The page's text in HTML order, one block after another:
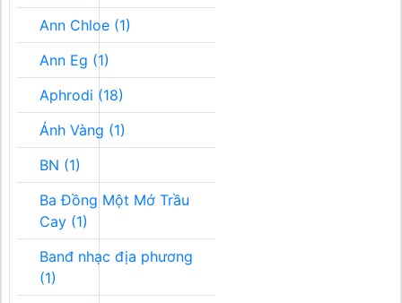
Ann Chloe (1)
Ann Eg (1)
Aphrodi (18)
Ánh Vàng (1)
BN (1)
Ba Đồng Một Mớ Trầu
Cay (1)
Banđ nhạc địa phương
(1)